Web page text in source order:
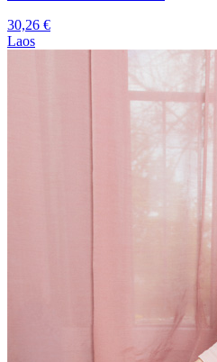
30,26 €
Laos